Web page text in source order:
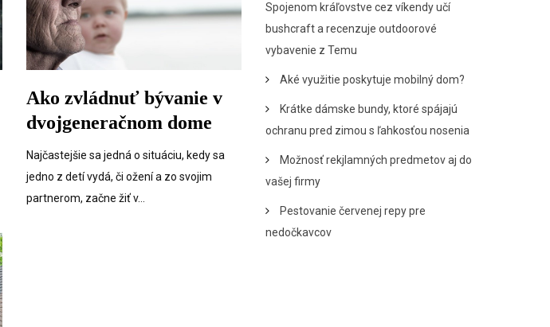
Ako zvládnuť bývanie v
dvojgeneračnom dome
Najčastejšie sa jedná o situáciu, kedy sa
jedno z detí vydá, či ožení a zo svojim
partnerom, začne žiť v…
Spojenom kráľovstve cez víkendy učí
bushcraft a recenzuje outdoorové
vybavenie z Temu
Aké využitie poskytuje mobilný dom?
Krátke dámske bundy, ktoré spájajú
ochranu pred zimou s ľahkosťou nosenia
Možnosť rekjlamných predmetov aj do
vašej firmy
Pestovanie červenej repy pre
nedočkavcov